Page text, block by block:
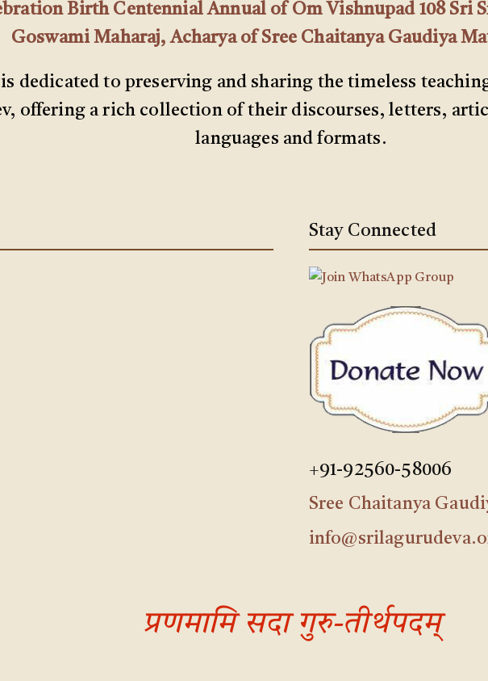
Birth Centennial Annual of Om Vishnupad 108 Sri
Goswami Maharaj, Acharya of Sree Chaitanya Gaudiya
dedicated to preserving and sharing the timeless
offering a rich collection of their discourses, letters,
languages and formats.
Stay Connected
+91-92560-58006
Sree Chaitanya
प्रणमामि सदा गुरु-तीर्थपदम्